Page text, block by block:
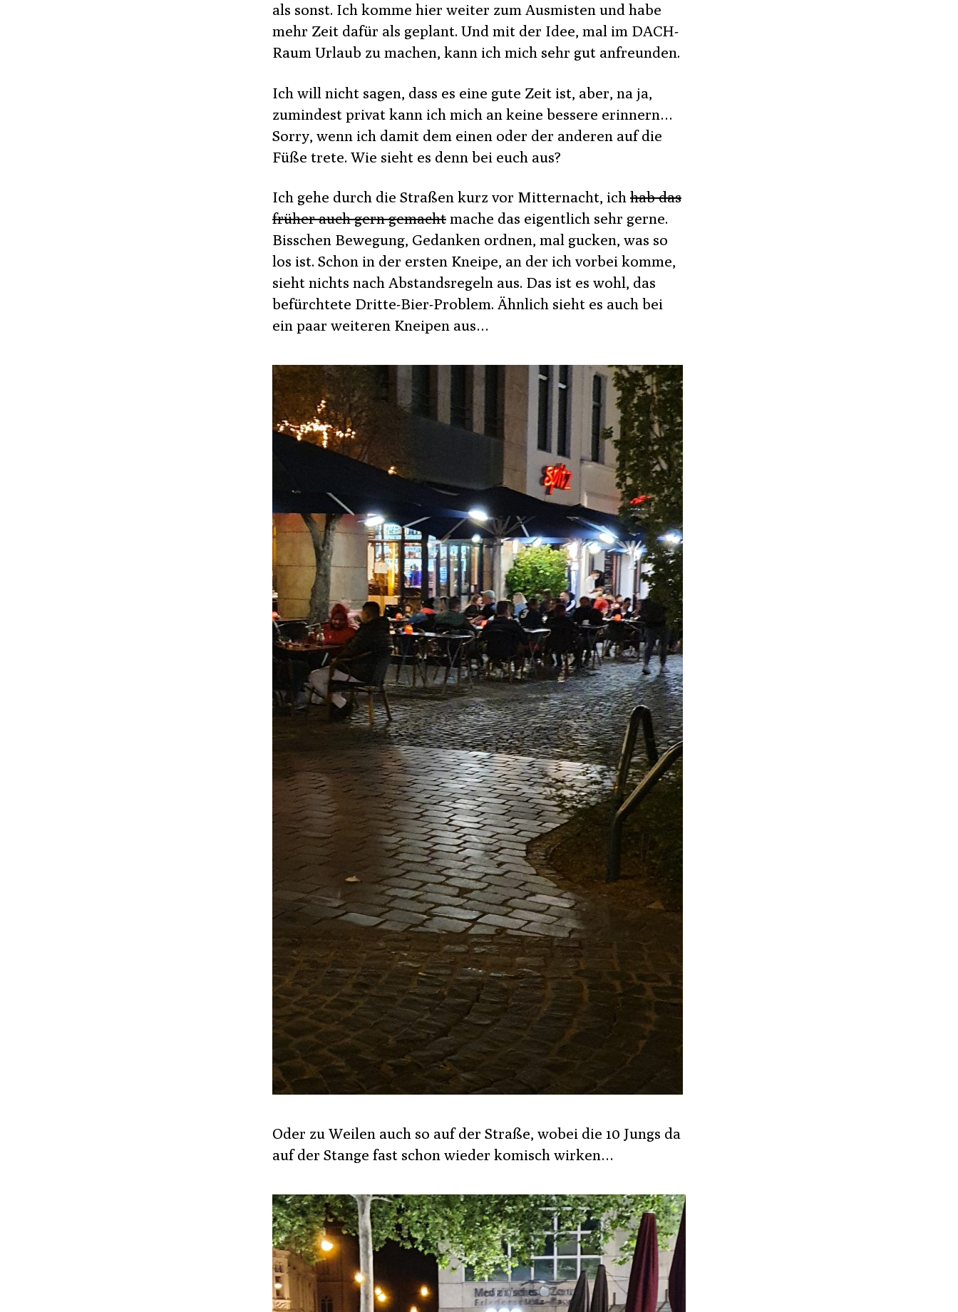
als sonst. Ich komme hier weiter zum Ausmisten und habe
mehr Zeit dafür als geplant. Und mit der Idee, mal im DACH-
Raum Urlaub zu machen, kann ich mich sehr gut anfreunden.
Ich will nicht sagen, dass es eine gute Zeit ist, aber, na ja,
zumindest privat kann ich mich an keine bessere erinnern…
Sorry, wenn ich damit dem einen oder der anderen auf die
Füße trete. Wie sieht es denn bei euch aus?
Ich gehe durch die Straßen kurz vor Mitternacht, ich hab das
früher auch gern gemacht mache das eigentlich sehr gerne.
Bisschen Bewegung, Gedanken ordnen, mal gucken, was so
los ist. Schon in der ersten Kneipe, an der ich vorbei komme,
sieht nichts nach Abstandsregeln aus. Das ist es wohl, das
befürchtete Dritte-Bier-Problem. Ähnlich sieht es auch bei
ein paar weiteren Kneipen aus…
Oder zu Weilen auch so auf der Straße, wobei die 10 Jungs da
auf der Stange fast schon wieder komisch wirken…